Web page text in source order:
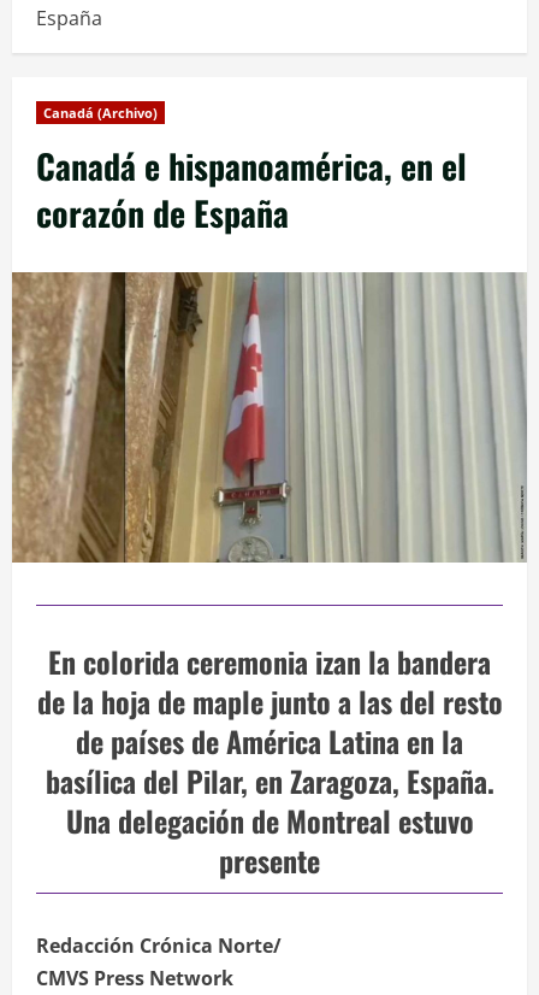
España
Canadá (Archivo)
Canadá e hispanoamérica, en el
corazón de España
En colorida ceremonia izan la bandera
de la hoja de maple junto a las del resto
de países de América Latina en la
basílica del Pilar, en Zaragoza, España.
Una delegación de Montreal estuvo
presente
Redacción Crónica Norte/
CMVS Press Network